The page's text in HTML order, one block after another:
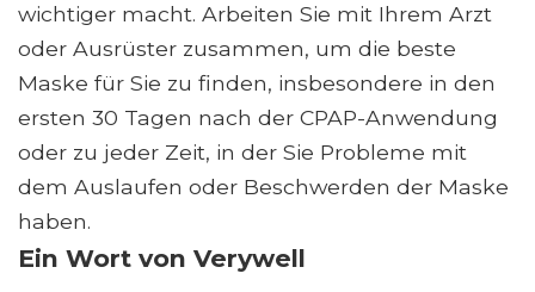
wichtiger macht. Arbeiten Sie mit Ihrem Arzt
oder Ausrüster zusammen, um die beste
Maske für Sie zu finden, insbesondere in den
ersten 30 Tagen nach der CPAP-Anwendung
oder zu jeder Zeit, in der Sie Probleme mit
dem Auslaufen oder Beschwerden der Maske
haben.
Ein Wort von Verywell